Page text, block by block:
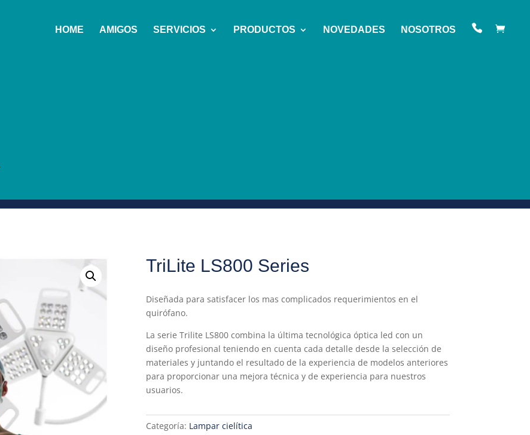
HOME AMIGOS SERVICIOS PRODUCTOS NOVEDADES NOSOTROS
TriLite LS800 Series
Diseñada para satisfacer los mas complicados requerimientos en el
quirófano.
La serie Trilite LS800 combina la última tecnológica óptica led con un
diseño profesional teniendo en cuenta cada detalle desde la selección de
materiales y juntando el resultado de la experiencia de modelos anteriores
para proporcionar una mejora técnica y de experiencia para nuestros
usuarios.
Categoría: Lampar cielítica